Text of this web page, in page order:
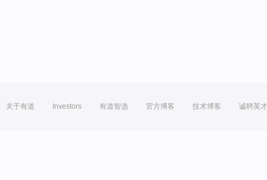
关于有道 Investors 有道智选 官方博客 技术博客 诚聘英才